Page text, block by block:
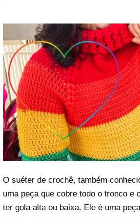
O suéter de crochê, também
uma peça que cobre todo o tronco e
ter gola alta ou baixa. Ele é uma